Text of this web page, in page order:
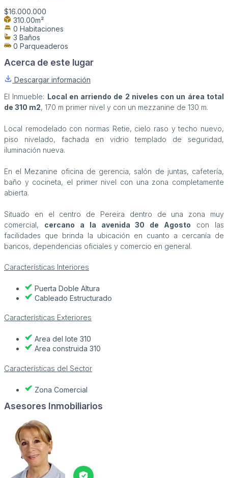
$16.000.000
310.00m²
0 Habitaciones
3 Baños
0 Parqueaderos
Acerca de este lugar
Descargar información
El Inmueble: Local en arriendo de 2 niveles con un área total
de 310 m2, 170 m primer nivel y con un mezzanine de 130 m.
Local remodelado con normas Retie, cielo raso y techo nuevo,
piso nivelado, fachada en vidrio templado de seguridad,
iluminación nueva.
En el Mezanine oficina de gerencia, salón de juntas, cafetería,
baño y cocineta, el primer nivel con una zona completamente
abierta.
Situado en el centro de Pereira dentro de una zona muy
comercial, cercano a la avenida 30 de Agosto con las
facilidades que brinda la ubicación en cuanto a cercanía de
bancos, dependencias oficiales y comercio en general.
Características Interiores
Puerta Doble Altura
Cableado Estructurado
Características Exteriores
Area del lote 310
Area construida 310
Características del Sector
Zona Comercial
Asesores Inmobiliarios